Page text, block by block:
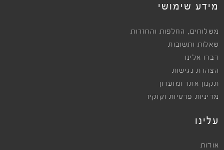
מידע שימושי
משלוחים , החלפות והחזרות
שאלות ותשובות
דברו אלינו
הצהרת נגישות
תקנון אתר ומועדון
מדיניות פרטיות וקוקיז
עלינו
אודות